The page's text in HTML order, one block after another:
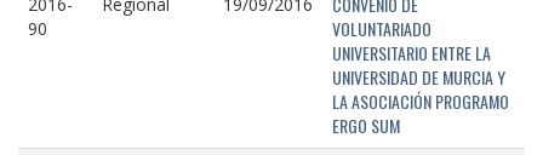
90
VOLUNTARIADO
UNIVERSITARIO ENTRE LA
UNIVERSIDAD DE MURCIA Y
LA ASOCIACIÓN PROGRAMO
ERGO SUM